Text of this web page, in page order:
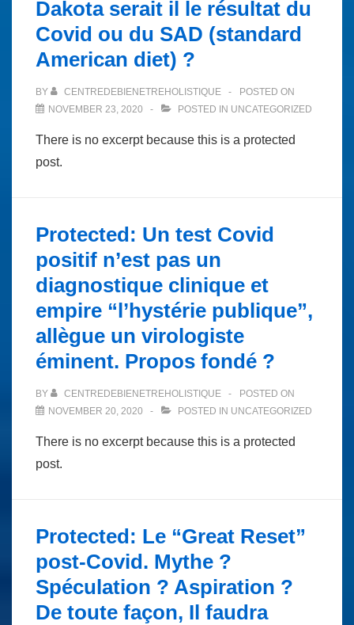
Dakota serait il le résultat du
Covid ou du SAD (standard
American diet) ?
BY CENTREDEBIENETREHOLISTIQUE
POSTED ON
NOVEMBER 23, 2020
POSTED IN UNCATEGORIZED
There is no excerpt because this is a protected
post.
Protected: Un test Covid
positif n’est pas un
diagnostique clinique et
empire “l’hystérie publique”,
allègue un virologiste
éminent. Propos fondé ?
BY CENTREDEBIENETREHOLISTIQUE
POSTED ON
NOVEMBER 20, 2020
POSTED IN UNCATEGORIZED
There is no excerpt because this is a protected
post.
Protected: Le “Great Reset”
post-Covid. Mythe ?
Spéculation ? Aspiration ?
De toute façon, Il faudra